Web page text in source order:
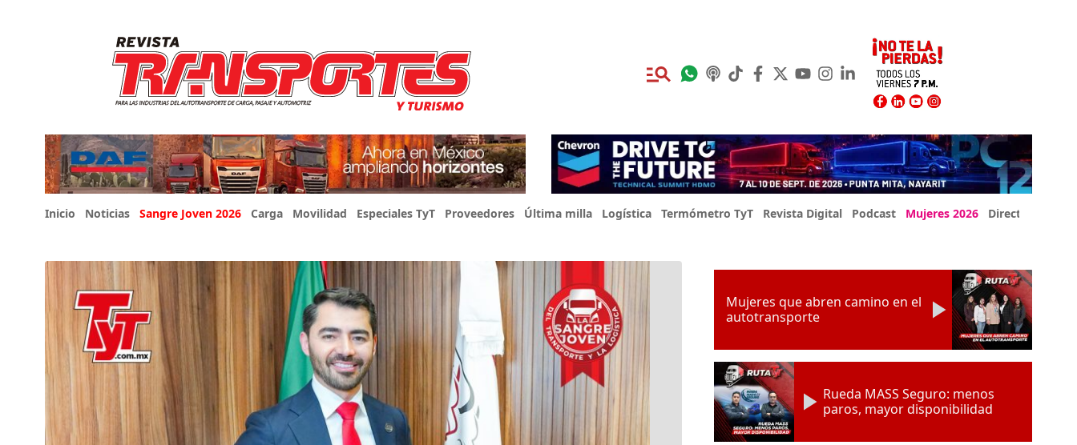
Inicio Noticias Sangre Joven 2026 Carga Movilidad Especiales TyT Proveedores Última milla Logística Termómetro TyT Revista Digital Podcast Mujeres 2026 Directorio Expo
Mujeres que abren camino en el
autotransporte
Rueda MASS Seguro: menos
paros, mayor disponibilidad